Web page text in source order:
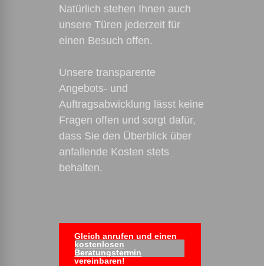
Natürlich stehen Ihnen auch
unsere Türen jederzeit für
einen Besuch offen.
Unsere transparente
Angebots- und
Auftragsabwicklung lässt keine
Fragen offen und sorgt dafür,
dass Sie den Überblick über
anfallende Kosten stets
behalten.
Gleich anrufen und einen
kostenlosen
Beratungstermin
vereinbaren!